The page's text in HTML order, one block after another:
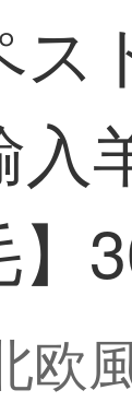
ス
入
欧